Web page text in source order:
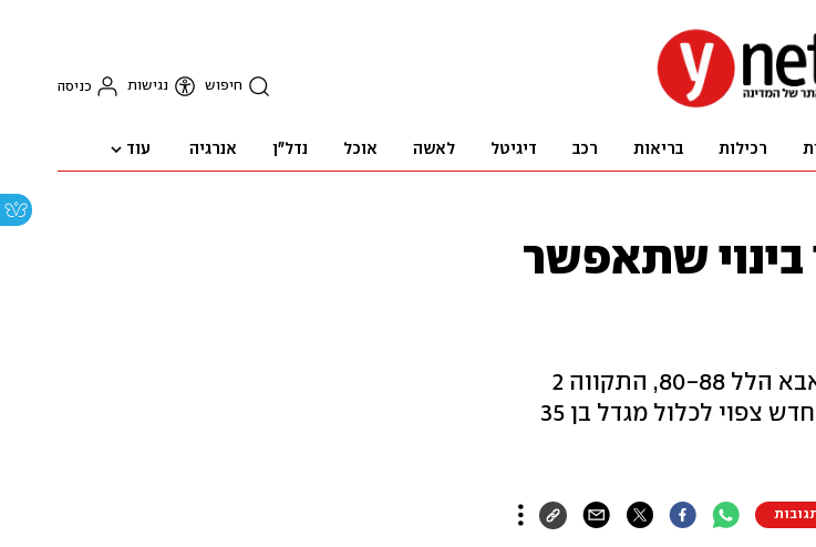
חיפוש נגישות כניסה
רכילות בריאות רכב דיגיטל לאשה אוכל נדל"ן אנרגיה עוד
בינוי שתאפשר
מדובר בתוכנית המתייחסת למבנים ישנים ברחובות אבא הלל 80-88, התקווה 2
וחרות 21 ברמת גן הכוללים 72 דירות ישנות. המיזם החדש צפוי לכלול מגדל בן 35